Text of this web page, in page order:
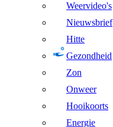
Weervideo's
Nieuwsbrief
Hitte
Gezondheid
Zon
Onweer
Hooikoorts
Energie